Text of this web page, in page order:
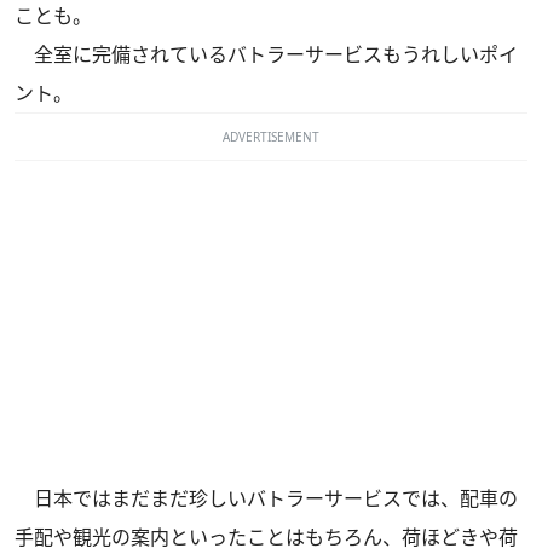
ことも。
全室に完備されているバトラーサービスもうれしいポイ
ント。
ADVERTISEMENT
日本ではまだまだ珍しいバトラーサービスでは、配車の
手配や観光の案内といったことはもちろん、荷ほどきや荷